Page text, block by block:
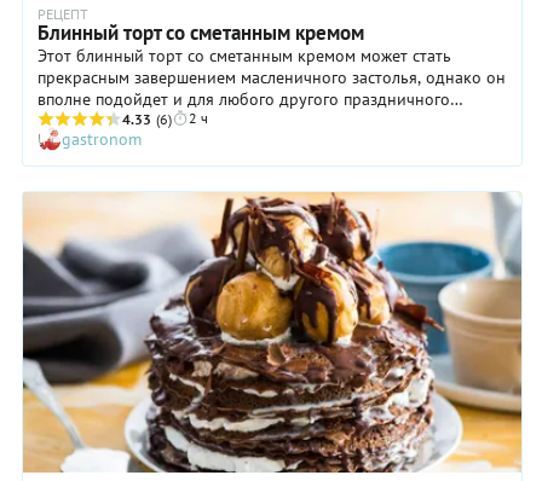
РЕЦЕПТ
Блинный торт со сметанным кремом
Этот блинный торт со сметанным кремом может стать
прекрасным завершением масленичного застолья, однако он
вполне подойдет и для любого другого праздничного
повода. Выглядит десерт великолепно, да и на вкус хорош.
Особенно такая «избушка» из вкуснейших рулетиков с
шоколадным соусом и нежным сметанным кремом
понравится маленьким непоседам, которые очень любят
есть руками. Предоставьте им такую возможность! Пусть
ребятня разбирает блинный торт со сметанным кремом на
составляющие и уплетает рулетики, причмокивая от
удовольствия. Если же вам такая картина не по нраву,
нарежьте десерт аккуратными кусочками и разложите по
тарелочкам. Сделать это будет совсем не сложно:
желатиновый крем отлично скрепляет блинные рулетики и
держит их очень надежно.
4.33 (6) 2 ч
gastronom